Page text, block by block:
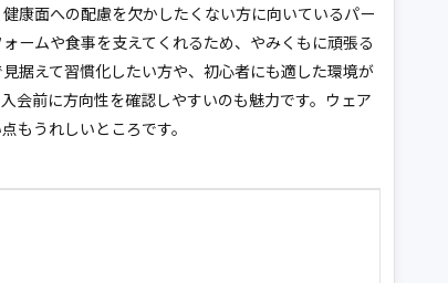
康面への配慮を欠かしたくない方に向いているパー
ームや食事を支えてくれるため、やみくもに頑張る
据えて習慣化したい方や、初心者にも適した環境が
会前に方向性を確認しやすいのも魅力です。ウェア
もうれしいところです。